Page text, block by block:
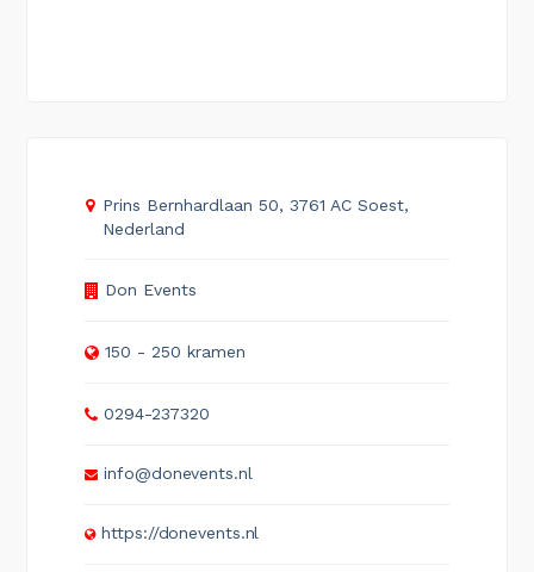
Prins Bernhardlaan 50, 3761 AC Soest,
Nederland
Don Events
150 - 250 kramen
0294-237320
info@donevents.nl
https://donevents.nl